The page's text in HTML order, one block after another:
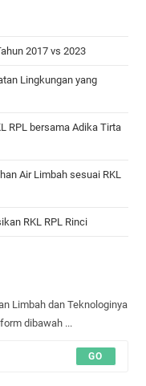
2017 vs 2023
Lingkungan yang
RPL bersama Adika Tirta
Air Limbah sesuai RKL
RKL RPL Rinci
Limbah dan Teknologinya
dibawah ...
GO